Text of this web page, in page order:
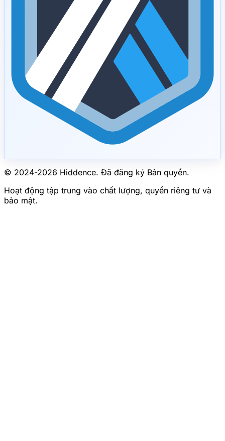
© 2024-2026 Hiddence. Đã đăng ký Bản quyền.
Hoạt động tập trung vào chất lượng, quyền riêng tư và
bảo mật.